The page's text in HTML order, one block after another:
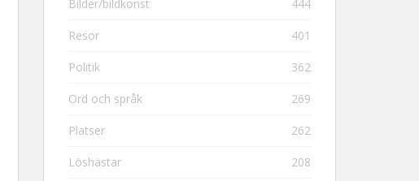
Bilder/bildkonst 444
Resor 401
Politik 362
Ord och språk 269
Platser 262
Löshästar 208